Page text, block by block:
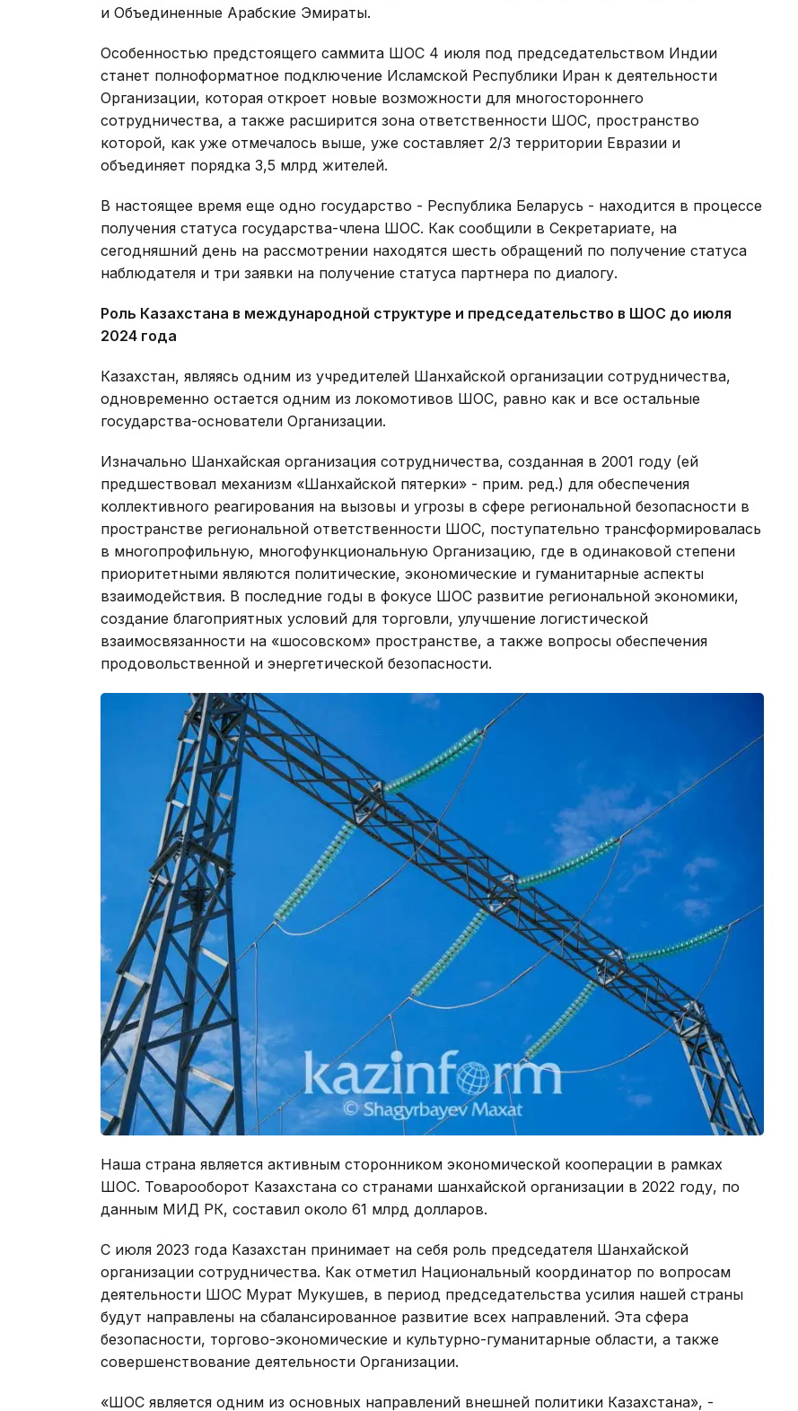
и Объединенные Арабские Эмираты.
Особенностью предстоящего саммита ШОС 4 июля под председательством Индии
станет полноформатное подключение Исламской Республики Иран к деятельности
Организации, которая откроет новые возможности для многостороннего
сотрудничества, а также расширится зона ответственности ШОС, пространство
которой, как уже отмечалось выше, уже составляет 2/3 территории Евразии и
объединяет порядка 3,5 млрд жителей.
В настоящее время еще одно государство - Республика Беларусь - находится в процессе
получения статуса государства-члена ШОС. Как сообщили в Секретариате, на
сегодняшний день на рассмотрении находятся шесть обращений по получение статуса
наблюдателя и три заявки на получение статуса партнера по диалогу.
Роль Казахстана в международной структуре и председательство в ШОС до июля
2024 года
Казахстан, являясь одним из учредителей Шанхайской организации сотрудничества,
одновременно остается одним из локомотивов ШОС, равно как и все остальные
государства-основатели Организации.
Изначально Шанхайская организация сотрудничества, созданная в 2001 году (ей
предшествовал механизм «Шанхайской пятерки» - прим. ред.) для обеспечения
коллективного реагирования на вызовы и угрозы в сфере региональной безопасности в
пространстве региональной ответственности ШОС, поступательно трансформировалась
в многопрофильную, многофункциональную Организацию, где в одинаковой степени
приоритетными являются политические, экономические и гуманитарные аспекты
взаимодействия. В последние годы в фокусе ШОС развитие региональной экономики,
создание благоприятных условий для торговли, улучшение логистической
взаимосвязанности на «шосовском» пространстве, а также вопросы обеспечения
продовольственной и энергетической безопасности.
Наша страна является активным сторонником экономической кооперации в рамках
ШОС. Товарооборот Казахстана со странами шанхайской организации в 2022 году, по
данным МИД РК, составил около 61 млрд долларов.
С июля 2023 года Казахстан принимает на себя роль председателя Шанхайской
организации сотрудничества. Как отметил Национальный координатор по вопросам
деятельности ШОС Мурат Мукушев, в период председательства усилия нашей страны
будут направлены на сбалансированное развитие всех направлений. Эта сфера
безопасности, торгово-экономические и культурно-гуманитарные области, а также
совершенствование деятельности Организации.
«ШОС является одним из основных направлений внешней политики Казахстана», -